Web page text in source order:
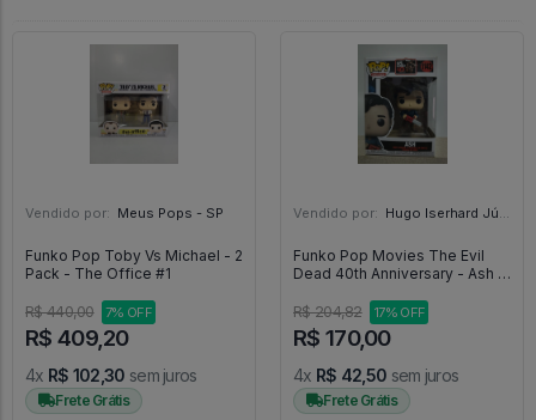
Vendido por: Meus Pops - SP
Funko Pop Toby Vs Michael - 2
Pack - The Office #1
R$ 440,00 7% OFF
R$ 409,20
4x R$ 102,30 sem juros
Frete Grátis
Vendido por: Hugo Iserhard Júnior - RS
Funko Pop Movies The Evil
Dead 40th Anniversary - Ash -
Anniversary #1142
R$ 204,82 17% OFF
R$ 170,00
4x R$ 42,50 sem juros
Frete Grátis